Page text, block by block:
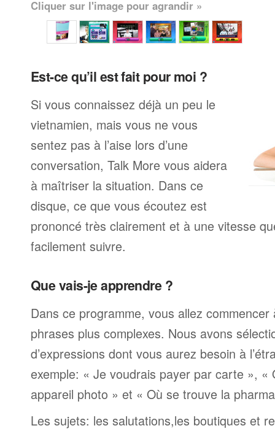
Cliquer sur l'image pour agrandir »
Est-ce qu’il est fait pour moi ?
Si vous connaissez déjà un peu le
vietnamien, mais vous ne vous
sentez pas à l’aise lors d’une
conversation, Talk More vous aidera
à maîtriser la situation. Dans ce
disque, ce que vous écoutez est
prononcé très clairement et à une vitesse
facilement suivre.
Que vais-je apprendre ?
Dans ce programme, vous allez
phrases plus complexes. Nous avons
d’expressions dont vous aurez besoin à
exemple: « Je voudrais payer par carte », «
appareil photo » et « Où se trouve la
Les sujets: les salutations,les boutiques et